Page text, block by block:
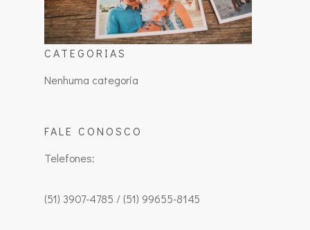
CATEGORIAS
Nenhuma categoria
FALE CONOSCO
Telefones:
(51) 3907-4785 / (51) 99655-8145